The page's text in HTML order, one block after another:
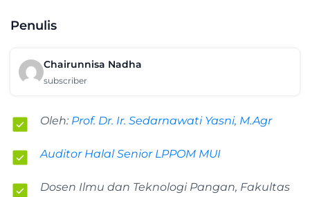
Penulis
Chairunnisa Nadha
subscriber
Oleh: Prof. Dr. Ir. Sedarnawati Yasni, M.Agr
Auditor Halal Senior LPPOM MUI
Dosen Ilmu dan Teknologi Pangan, Fakultas